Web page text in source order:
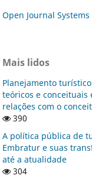
Open Journal Systems
Mais lidos
Planejamento
teóricos e conceituais
relações com o
390
A política pública de
Embratur e suas
até a atualidade
304